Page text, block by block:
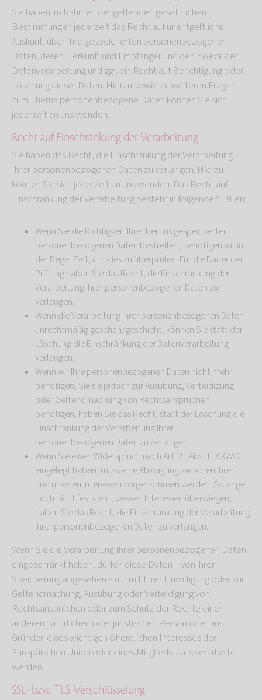
Sie haben im Rahmen der geltenden gesetzlichen
Bestimmungen jederzeit das Recht auf unentgeltliche
Auskunft über Ihre gespeicherten personenbezogenen
Daten, deren Herkunft und Empfänger und den Zweck der
Datenverarbeitung und ggf. ein Recht auf Berichtigung oder
Löschung dieser Daten. Hierzu sowie zu weiteren Fragen
zum Thema personenbezogene Daten können Sie sich
jederzeit an uns wenden.
Recht auf Einschränkung der Verarbeitung
Sie haben das Recht, die Einschränkung der Verarbeitung
Ihrer personenbezogenen Daten zu verlangen. Hierzu
können Sie sich jederzeit an uns wenden. Das Recht auf
Einschränkung der Verarbeitung besteht in folgenden Fällen:
Wenn Sie die Richtigkeit Ihrer bei uns gespeicherten
personenbezogenen Daten bestreiten, benötigen wir in
der Regel Zeit, um dies zu überprüfen. Für die Dauer der
Prüfung haben Sie das Recht, die Einschränkung der
Verarbeitung Ihrer personenbezogenen Daten zu
verlangen.
Wenn die Verarbeitung Ihrer personenbezogenen Daten
unrechtmäßig geschah/geschieht, können Sie statt der
Löschung die Einschränkung der Datenverarbeitung
verlangen.
Wenn wir Ihre personenbezogenen Daten nicht mehr
benötigen, Sie sie jedoch zur Ausübung, Verteidigung
oder Geltendmachung von Rechtsansprüchen
benötigen, haben Sie das Recht, statt der Löschung die
Einschränkung der Verarbeitung Ihrer
personenbezogenen Daten zu verlangen.
Wenn Sie einen Widerspruch nach Art. 21 Abs. 1 DSGVO
eingelegt haben, muss eine Abwägung zwischen Ihren
und unseren Interessen vorgenommen werden. Solange
noch nicht feststeht, wessen Interessen überwiegen,
haben Sie das Recht, die Einschränkung der Verarbeitung
Ihrer personenbezogenen Daten zu verlangen.
Wenn Sie die Verarbeitung Ihrer personenbezogenen Daten
eingeschränkt haben, dürfen diese Daten – von ihrer
Speicherung abgesehen – nur mit Ihrer Einwilligung oder zur
Geltendmachung, Ausübung oder Verteidigung von
Rechtsansprüchen oder zum Schutz der Rechte einer
anderen natürlichen oder juristischen Person oder aus
Gründen eines wichtigen öffentlichen Interesses der
Europäischen Union oder eines Mitgliedstaats verarbeitet
werden.
SSL- bzw. TLS-Verschlüsselung